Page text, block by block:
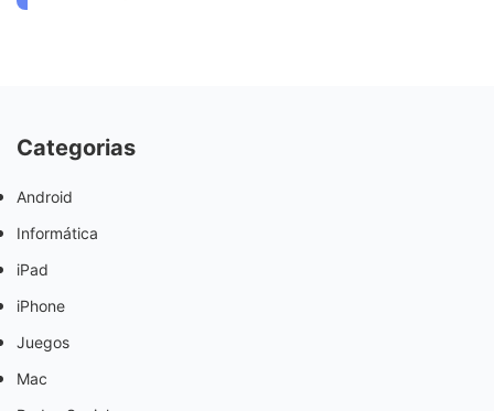
Categorias
Android
Informática
iPad
iPhone
Juegos
Mac